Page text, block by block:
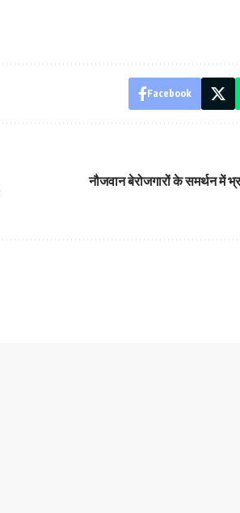
Facebook
नौजवान बेरोजगारों के समर्थन में